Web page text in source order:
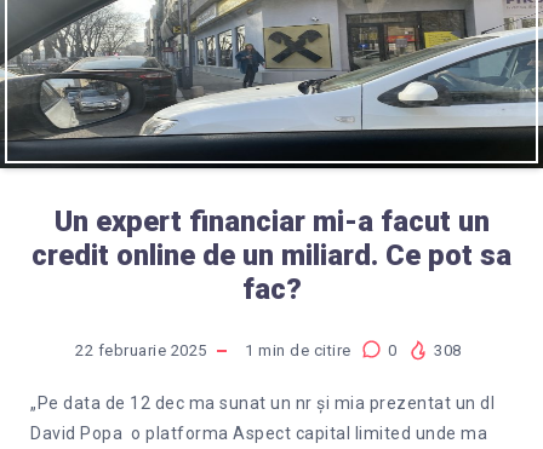
Un expert financiar mi-a facut un
credit online de un miliard. Ce pot sa
fac?
22 februarie 2025 1 min de citire 0 308
„Pe data de 12 dec ma sunat un nr și mia prezentat un dl
David Popa o platforma Aspect capital limited unde ma